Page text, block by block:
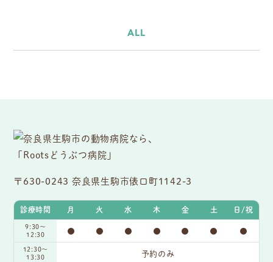
ALL
〒630-0243 奈良県生駒市俵口町1142-3
診療時間 月 火 水 木 金 土 日/祝
9:30〜
12:30
● ● ● ● ● ● ●
12:30～
13:30
予約のみ